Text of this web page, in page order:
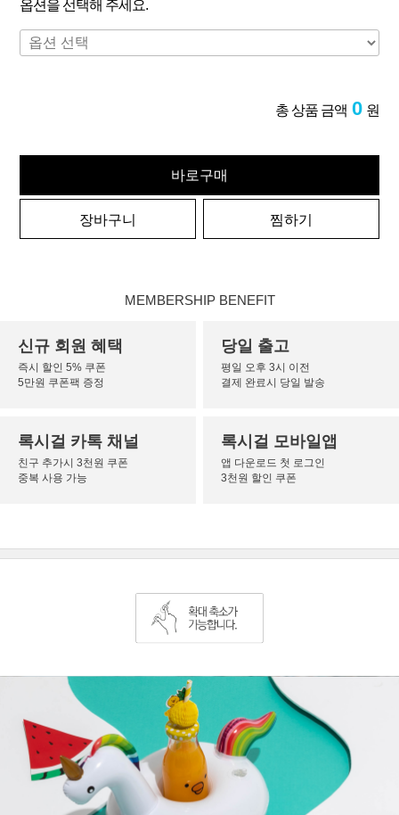
옵션을 선택해 주세요.
총 상품 금액 0 원
바로구매
장바구니 찜하기
MEMBERSHIP BENEFIT
신규 회원 혜택
즉시 할인 5% 쿠폰
5만원 쿠폰팩 증정
당일 출고
평일 오후 3시 이전
결제 완료시 당일 발송
록시걸 카톡 채널
친구 추가시 3천원 쿠폰
중복 사용 가능
록시걸 모바일앱
앱 다운로드 첫 로그인
3천원 할인 쿠폰